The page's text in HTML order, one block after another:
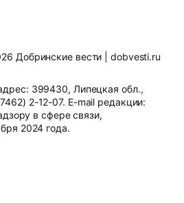
Добринские вести | dobvesti.ru
399430, Липецкая обл.,
2-12-07. E-mail редакции:
в сфере связи,
2024 года.